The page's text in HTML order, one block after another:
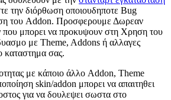
την διόρθωση οποιουδηποτε Bug
του Addon. Προσφερουμε Δωρεαν
μπορει να προκυψουν στη Χρηση του
με Theme, Addons ή αλλαγες
καταστημα σας.
με κάποιο άλλο Addon, Theme
skin/addon μπορει να απαιτηθει
για να δουλεψει σωστα στο